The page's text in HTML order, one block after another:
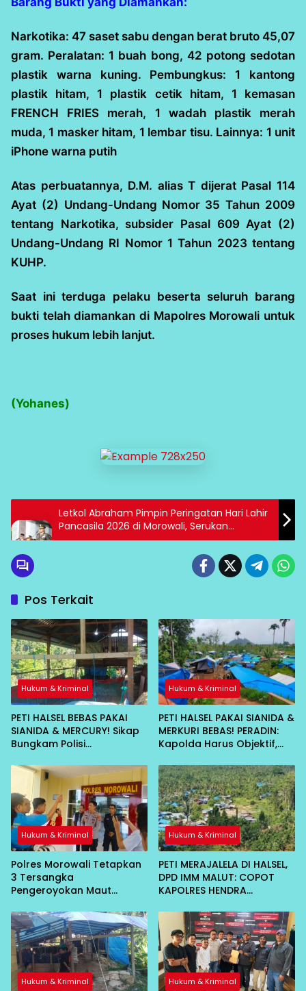
Narkotika: 47 saset sabu dengan berat bruto 45,07
gram. Peralatan: 1 buah bong, 42 potong sedotan
plastik warna kuning. Pembungkus: 1 kantong
plastik hitam, 1 plastik cetik hitam, 1 kemasan
FRENCH FRIES merah, 1 wadah plastik merah
muda, 1 masker hitam, 1 lembar tisu. Lainnya: 1 unit
iPhone warna putih
Atas perbuatannya, D.M. alias T dijerat Pasal 114
Ayat (2) Undang-Undang Nomor 35 Tahun 2009
tentang Narkotika, subsider Pasal 609 Ayat (2)
Undang-Undang RI Nomor 1 Tahun 2023 tentang
KUHP.
Saat ini terduga pelaku beserta seluruh barang
bukti telah diamankan di Mapolres Morowali untuk
proses hukum lebih lanjut.
(Yohanes)
Letkol Abraham Pimpin Peringatan Hari Lahir
Pancasila 2026 di Morowali, Serukan
Persatuan
Pos Terkait
Hukum & Kriminal
PETI HALSEL BEBAS PAKAI
SIANIDA & MERCURY! Sikap
Bungkam Polisi
Hukum & Kriminal
PETI HALSEL PAKAI SIANIDA &
MERKURI BEBAS! PERADIN:
Kapolda Harus Objektif,
Hukum & Kriminal
Polres Morowali Tetapkan
3 Tersangka
Pengeroyokan Maut
Kendari
Hukum & Kriminal
PETI MERAJALELA DI HALSEL,
DPD IMM MALUT: COPOT
KAPOLRES HENDRA
Hukum & Kriminal Hukum & Kriminal